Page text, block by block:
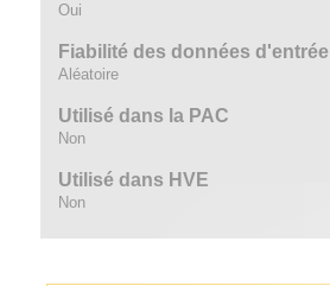
Oui
Fiabilité des données d'entrée
Aléatoire
Utilisé dans la PAC
Non
Utilisé dans HVE
Non